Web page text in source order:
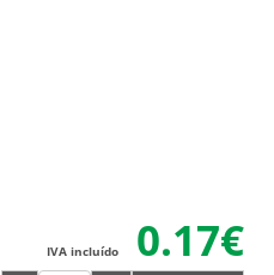
0.17€
IVA incluído